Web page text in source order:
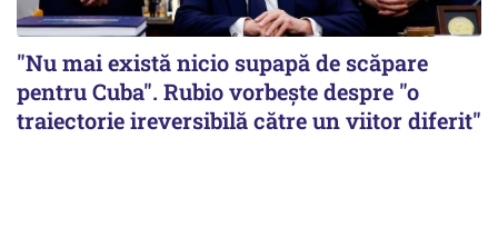
"Nu mai există nicio supapă de scăpare
pentru Cuba". Rubio vorbește despre "o
traiectorie ireversibilă către un viitor diferit"